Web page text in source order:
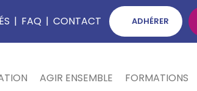
| FAQ | CONTACT ADHÉRER
AGIR ENSEMBLE FORMATIONS